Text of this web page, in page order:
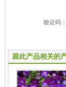
验证码：
跟此产品相关的